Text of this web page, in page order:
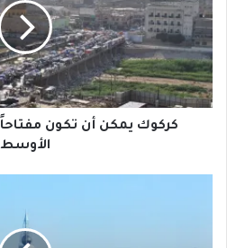
تكون
مفتاحاً
لحل
مشاكل
الشرق
الأوسط
كركوك يمكن أن تكون
الأوسط